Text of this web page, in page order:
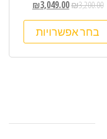
₪3,200.00
₪3,049.00
בחר אפשרויות